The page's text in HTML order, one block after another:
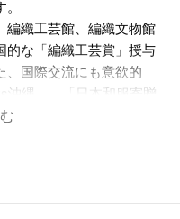
編織工芸館、編織文物館
的な「編織工芸賞」授与
、国際交流にも意欲的
沖縄」、「日本和服寄贈
で見られる自然繊維、